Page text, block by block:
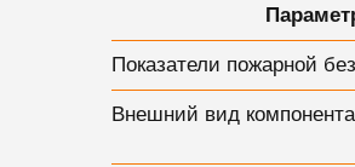
Показатели пожарной
Внешний вид